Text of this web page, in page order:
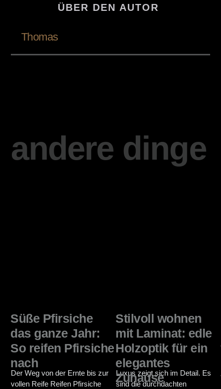
ÜBER DEN AUTOR
Thomas
andere dinge
Süße Pfirsiche
das ganze Jahr:
So reifen Pfirsiche
nach
Der Weg von der Ernte bis zur
vollen Reife Reifen Pfirsiche
Stilvoll wohnen
mit Laminat: edle
Holzoptik für ein
elegantes
Zuhause
Luxus zeigt sich im Detail. Es
sind die durchdachten